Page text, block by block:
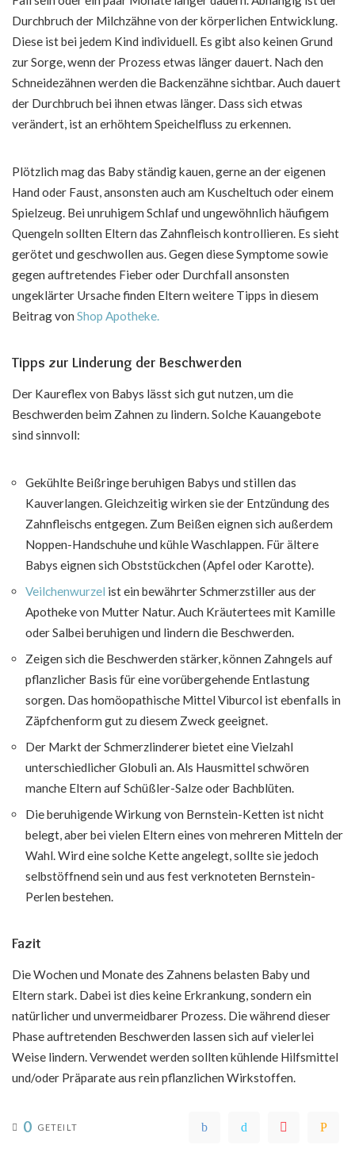
Durchbruch der Milchzähne von der körperlichen Entwicklung.
Diese ist bei jedem Kind individuell. Es gibt also keinen Grund
zur Sorge, wenn der Prozess etwas länger dauert. Nach den
Schneidezähnen werden die Backenzähne sichtbar. Auch dauert
der Durchbruch bei ihnen etwas länger. Dass sich etwas
verändert, ist an erhöhtem Speichelfluss zu erkennen.
Plötzlich mag das Baby ständig kauen, gerne an der eigenen
Hand oder Faust, ansonsten auch am Kuscheltuch oder einem
Spielzeug. Bei unruhigem Schlaf und ungewöhnlich häufigem
Quengeln sollten Eltern das Zahnfleisch kontrollieren. Es sieht
gerötet und geschwollen aus. Gegen diese Symptome sowie
gegen auftretendes Fieber oder Durchfall ansonsten
ungeklärter Ursache finden Eltern weitere Tipps in diesem
Beitrag von Shop Apotheke.
Tipps zur Linderung der Beschwerden
Der Kaureflex von Babys lässt sich gut nutzen, um die
Beschwerden beim Zahnen zu lindern. Solche Kauangebote
sind sinnvoll:
Gekühlte Beißringe beruhigen Babys und stillen das
Kauverlangen. Gleichzeitig wirken sie der Entzündung des
Zahnfleischs entgegen. Zum Beißen eignen sich außerdem
Noppen-Handschuhe und kühle Waschlappen. Für ältere
Babys eignen sich Obststückchen (Apfel oder Karotte).
Veilchenwurzel ist ein bewährter Schmerzstiller aus der
Apotheke von Mutter Natur. Auch Kräutertees mit Kamille
oder Salbei beruhigen und lindern die Beschwerden.
Zeigen sich die Beschwerden stärker, können Zahngels auf
pflanzlicher Basis für eine vorübergehende Entlastung
sorgen. Das homöopathische Mittel Viburcol ist ebenfalls in
Zäpfchenform gut zu diesem Zweck geeignet.
Der Markt der Schmerzlinderer bietet eine Vielzahl
unterschiedlicher Globuli an. Als Hausmittel schwören
manche Eltern auf Schüßler-Salze oder Bachblüten.
Die beruhigende Wirkung von Bernstein-Ketten ist nicht
belegt, aber bei vielen Eltern eines von mehreren Mitteln der
Wahl. Wird eine solche Kette angelegt, sollte sie jedoch
selbstöffnend sein und aus fest verknoteten Bernstein-
Perlen bestehen.
Fazit
Die Wochen und Monate des Zahnens belasten Baby und
Eltern stark. Dabei ist dies keine Erkrankung, sondern ein
natürlicher und unvermeidbarer Prozess. Die während dieser
Phase auftretenden Beschwerden lassen sich auf vielerlei
Weise lindern. Verwendet werden sollten kühlende Hilfsmittel
und/oder Präparate aus rein pflanzlichen Wirkstoffen.
0 GETEILT